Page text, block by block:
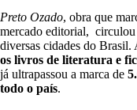
Preto Ozado, obra que
mercado editorial, circulou
diversas cidades do Brasil.
os livros de literatura e
já ultrapassou a marca de
todo o país.